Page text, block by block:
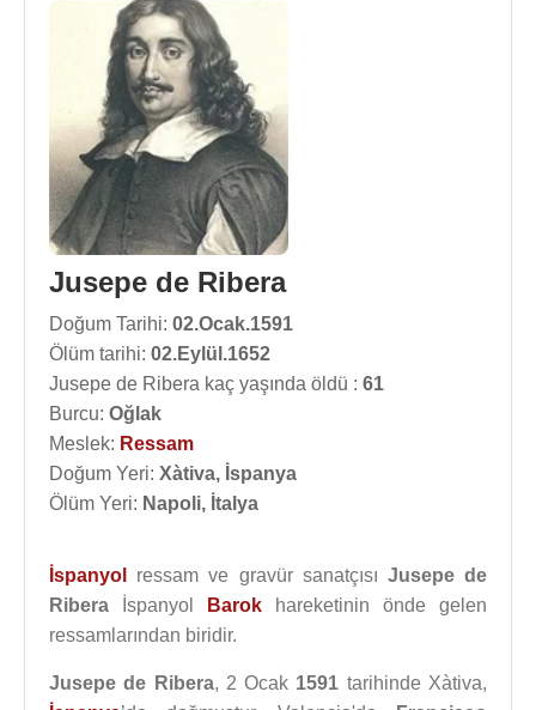
Jusepe de Ribera
Doğum Tarihi: 02.Ocak.1591
Ölüm tarihi: 02.Eylül.1652
Jusepe de Ribera kaç yaşında öldü : 61
Burcu: Oğlak
Meslek: Ressam
Doğum Yeri: Xàtiva, İspanya
Ölüm Yeri: Napoli, İtalya
İspanyol ressam ve gravür sanatçısı Jusepe de
Ribera İspanyol Barok hareketinin önde gelen
ressamlarından biridir.
Jusepe de Ribera, 2 Ocak 1591 tarihinde Xàtiva,